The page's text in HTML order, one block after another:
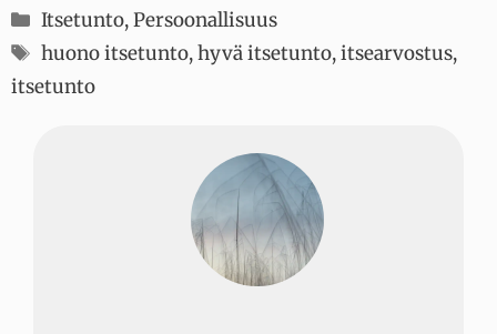
Kategoriat
Itsetunto,Persoonallisuus
Avainsanat
huono itsetunto,hyvä itsetunto,itsearvostus,
itsetunto